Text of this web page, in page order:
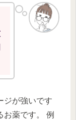
ジが強いです
お薬です。 例